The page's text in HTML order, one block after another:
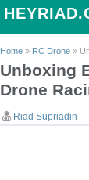
Home » RC Drone »
Unboxing
Drone
Riad Supriadin